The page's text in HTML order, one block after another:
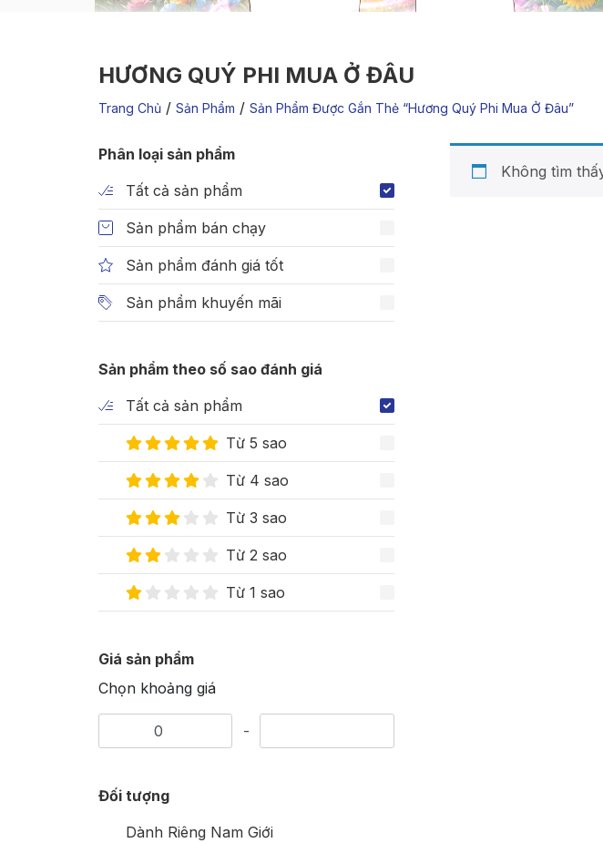
HƯƠNG QUÝ PHI MUA Ở ĐÂU
Trang Chủ / Sản Phẩm / Sản Phẩm Được Gắn Thẻ “hương Quý Phi Mua Ở Đâu”
Phân loại sản phẩm
Tất cả sản phẩm
Sản phẩm bán chạy
Sản phẩm đánh giá tốt
Sản phẩm khuyến mãi
Sản phẩm theo số sao đánh giá
Tất cả sản phẩm
Từ 5 sao
Từ 4 sao
Từ 3 sao
Từ 2 sao
Từ 1 sao
Giá sản phẩm
Chọn khoảng giá
-
Đối tượng
Dành Riêng Nam Giới
Không tìm